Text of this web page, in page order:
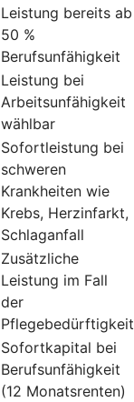
Leistung bereits ab
50 %
Berufsunfähigkeit
Leistung bei
Arbeitsunfähigkeit
wählbar
Sofortleistung bei
schweren
Krankheiten wie
Krebs, Herzinfarkt,
Schlaganfall
Zusätzliche
Leistung im Fall
der
Pflegebedürftigkeit
Sofortkapital bei
Berufsunfähigkeit
(12 Monatsrenten)